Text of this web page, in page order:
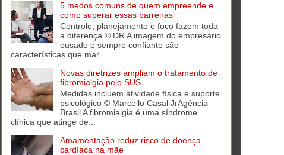
5 medos comuns de quem empreende e
como superar essas barreiras
Controle, planejamento e foco fazem toda
a diferença © DR A imagem do empresário
ousado e sempre confiante são
características que mar...
Novas diretrizes ampliam o tratamento de
fibromialgia pelo SUS
Medidas incluem atividade física e suporte
psicológico © Marcello Casal JrAgência
Brasil A fibromialgia é uma síndrome
clínica que atinge de...
Amamentação reduz risco de doença
cardíaca na mãe